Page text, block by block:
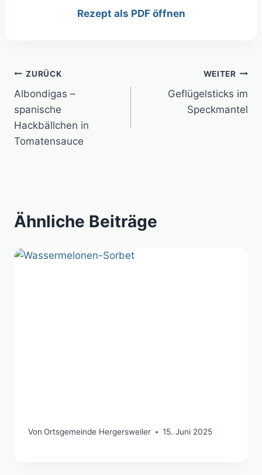
Rezept als PDF öffnen
Beitragsnavigation
ZURÜCK
Albondigas –
spanische
Hackbällchen in
Tomatensauce
WEITER
Geflügelsticks im
Speckmantel
Ähnliche Beiträge
Von Ortsgemeinde Hergersweiler 15. Juni 2025